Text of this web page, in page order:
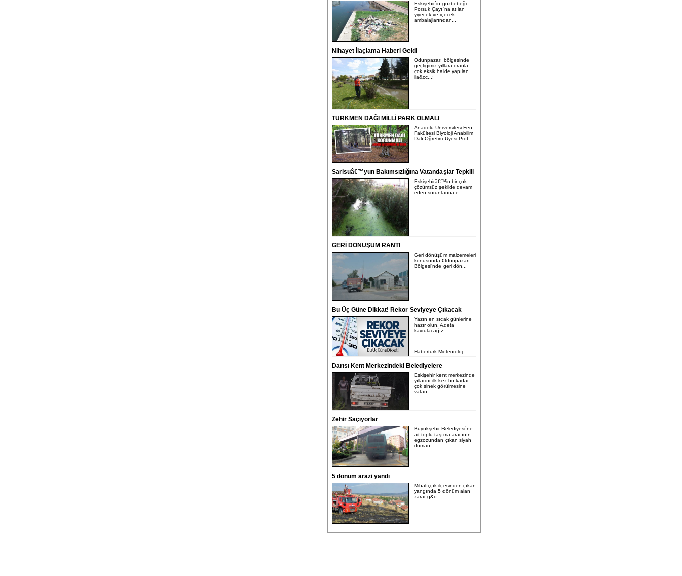
Eskişehir`in gözbebeği
Porsuk Çayı`na atılan
yiyecek ve içecek
ambalajlarından...
Nihayet İlaçlama Haberi Geldi
Odunpazarı bölgesinde
geçtiğimiz yıllara oranla
çok eksik halde yapılan
ila&cc...;
TÜRKMEN DAĞI MİLLİ PARK OLMALI
Anadolu Üniversitesi Fen
Fakültesi Biyoloji Anabilim
Dalı Öğretim Üyesi Prof....
Sarisuâ€™yun Bakımsızlığına Vatandaşlar Tepkili
Eskişehirâ€™in bir çok
çözümsüz şekilde devam
eden sorunlarına e...
GERİ DÖNÜŞÜM RANTI
Geri dönüşüm malzemeleri
konusunda Odunpazarı
Bölgesi’nde geri dön...
Bu Üç Güne Dikkat! Rekor Seviyeye Çıkacak
Yazın en sıcak günlerine
hazır olun. Adeta
kavrulacağız.
Habertürk Meteoroloj...
Darısı Kent Merkezindeki Belediyelere
Eskişehir kent merkezinde
yıllardır ilk kez bu kadar
çok sinek görülmesine
vatan...
Zehir Saçıyorlar
Büyükşehir Belediyesi`ne
ait toplu taşıma aracının
egzozundan çıkan siyah
duman ...
5 dönüm arazi yandı
Mihalıççık ilçesinden çıkan
yangında 5 dönüm alan
zarar g&o...;